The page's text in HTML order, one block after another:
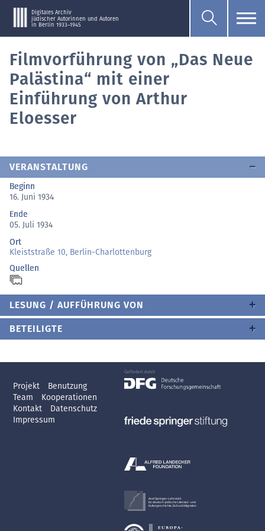
Digitales Archiv
jüdischer Autorinnen und Autoren
in Berlin 1933–1945
Filmvorführung von „Das Neue
Palästina“ mit einer
Einführung von Arthur
Eloesser
VERANSTALTUNG
Beginn
16. Juni 1934
Ende
05. Juli 1934
Ort
Kleiststraße 10, Berlin-Charlottenburg
Quellen
LESUNG / AUFFÜHRUNG VON
BETEILIGTE
Projekt
Benutzung
Team
Kooperationen
Kontakt
Datenschutz
Impressum
Axel Springer-Lehrstuhl
für deutsch-jüdische Literatur- und
Kulturgeschichte, Exil und Migration